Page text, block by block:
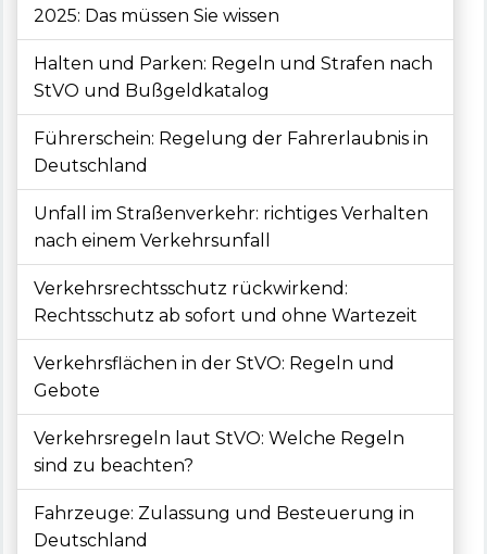
2025: Das müssen Sie wissen
Halten und Parken: Regeln und Strafen nach
StVO und Bußgeldkatalog
Führerschein: Regelung der Fahrerlaubnis in
Deutschland
Unfall im Straßenverkehr: richtiges Verhalten
nach einem Verkehrsunfall
Verkehrsrechtsschutz rückwirkend:
Rechtsschutz ab sofort und ohne Wartezeit
Verkehrsflächen in der StVO: Regeln und
Gebote
Verkehrsregeln laut StVO: Welche Regeln
sind zu beachten?
Fahrzeuge: Zulassung und Besteuerung in
Deutschland